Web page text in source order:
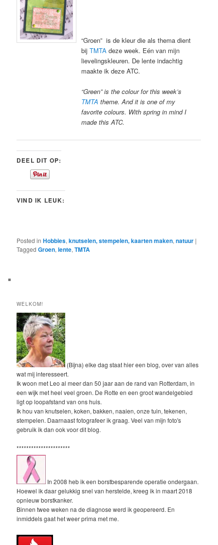
“Groen” is de kleur die als thema dient
bijTMTA deze week. Eén van mijn
lievelingskleuren. De lente indachtig
maakte ik deze ATC.
“Green” is the colour for this week’s
TMTA theme. And it is one of my
favorite colours. With spring in mind I
made this ATC.
DEEL DIT OP:
VIND IK LEUK:
Posted in Hobbies,knutselen, stempelen, kaarten maken,natuur |
Tagged Groen,lente,TMTA
WELKOM!
(Bijna) elke dag staat hier een blog, over van alles
wat mij interesseert.
Ik woon met Leo al meer dan 50 jaar aan de rand van Rotterdam, in
een wijk met heel veel groen. De Rotte en een groot wandelgebied
ligt op loopafstand van ons huis.
Ik hou van knutselen, koken, bakken, naaien, onze tuin, tekenen,
stempelen. Daarnaast fotografeer ik graag. Veel van mijn foto's
gebruik ik dan ook voor dit blog.
**********************
In 2008 heb ik een borstbesparende operatie ondergaan.
Hoewel ik daar gelukkig snel van herstelde, kreeg ik in maart 2018
opnieuw borstkanker.
Binnen twee weken na de diagnose werd ik geopereerd. En
inmiddels gaat het weer prima met me.